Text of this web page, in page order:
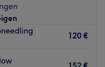
120 €